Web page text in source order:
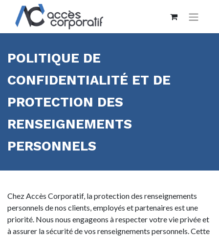
POLITIQUE DE
CONFIDENTIALITÉ ET DE
PROTECTION DES
RENSEIGNEMENTS
PERSONNELS
Chez Accès Corporatif, la protection des renseignements
personnels de nos clients, employés et partenaires est une
priorité. Nous nous engageons à respecter votre vie privée et
à assurer la sécurité de vos renseignements personnels. Cette